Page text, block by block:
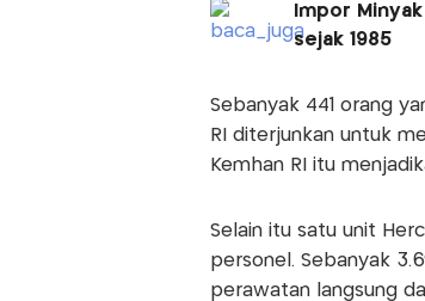
Impor
sejak 1985
Sebanyak 441 orang
RI diterjunkan untuk
Kemhan RI itu
Selain itu satu unit
personel. Sebanyak
perawatan langsung